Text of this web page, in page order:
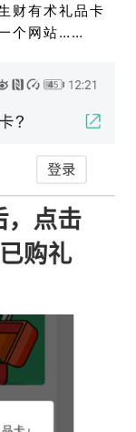
财有术礼品卡
个网站……